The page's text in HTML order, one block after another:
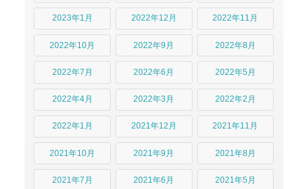
2023年1月 2022年12月 2022年11月
2022年10月 2022年9月 2022年8月
2022年7月 2022年6月 2022年5月
2022年4月 2022年3月 2022年2月
2022年1月 2021年12月 2021年11月
2021年10月 2021年9月 2021年8月
2021年7月 2021年6月 2021年5月